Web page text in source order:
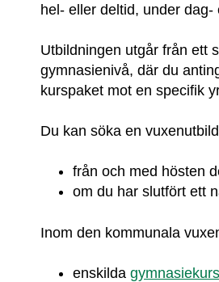
hel- eller deltid, under dag-
Utbildningen utgår från ett
gymnasienivå, där du
kurspaket mot en specifik
Du kan söka en
från och med hösten
om du har slutfört ett
Inom den kommunala
enskilda